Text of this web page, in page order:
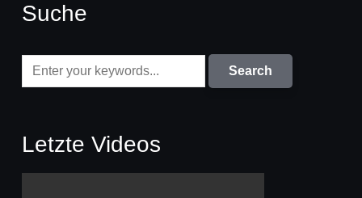
Suche
Letzte Videos